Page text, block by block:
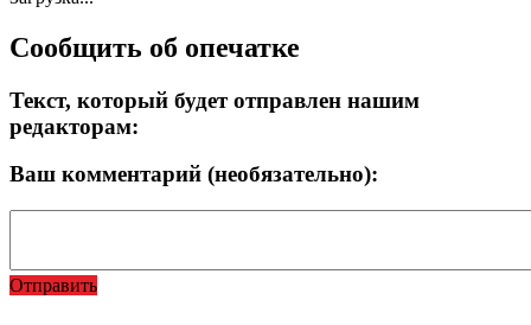
Сообщить об опечатке
Текст, который будет отправлен нашим
редакторам:
Ваш комментарий (необязательно):
Отправить